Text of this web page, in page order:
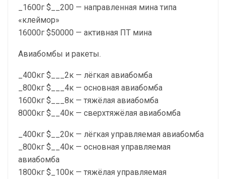
_1600г $__200 — направленная мина типа
«клеймор»
16000г $50000 — активная ПТ мина
Авиабомбы и ракеты.
_400кг $___2к — лёгкая авиабомба
_800кг $___4к — основная авиабомба
1600кг $___8к — тяжёлая авиабомба
8000кг $__40к — сверхтяжёлая авиабомба
_400кг $__20к — лёгкая управляемая авиабомба
_800кг $__40к — основная управляемая
авиабомба
1800кг $_100к — тяжёлая управляемая